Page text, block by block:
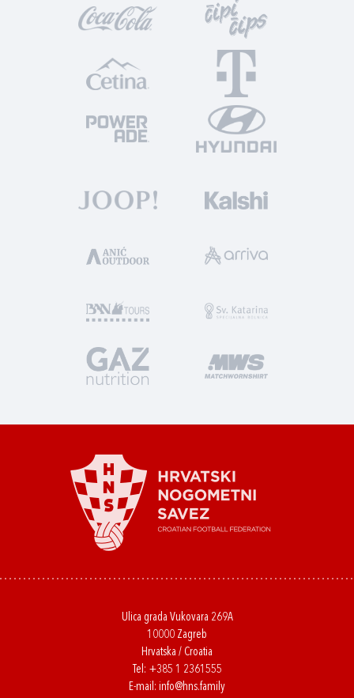
Ulica grada Vukovara 269A
10000 Zagreb
Hrvatska / Croatia
Tel: +385 1 2361555
E-mail: info@hns.family